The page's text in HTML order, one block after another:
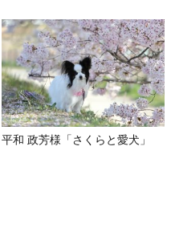
平和 政芳様「さくらと愛犬」